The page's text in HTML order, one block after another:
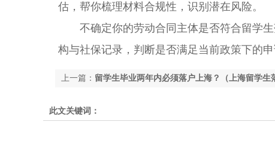
估，帮你梳理材料合规性，识别潜在风险。
不确定你的劳动合同主体是否符合留学生
构与社保记录，判断是否满足当前政策下的申
上一篇： 留学生毕业两年内必须落户上海？（上海留学生
此文关键词：